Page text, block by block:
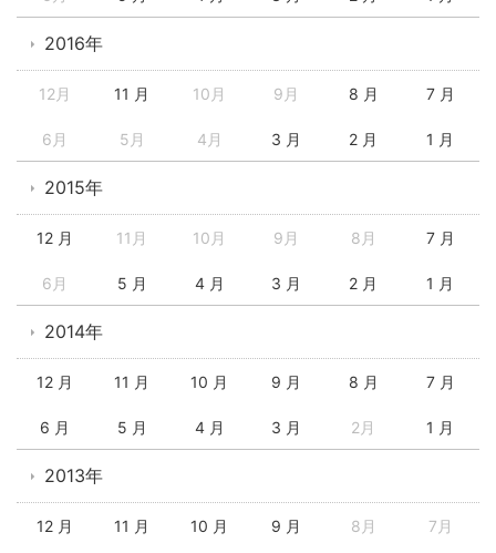
2016年
12月 11 月 10月 9月 8 月 7 月
6月 5月 4月 3 月 2 月 1 月
2015年
12 月 11月 10月 9月 8月 7 月
6月 5 月 4 月 3 月 2 月 1 月
2014年
12 月 11 月 10 月 9 月 8 月 7 月
6 月 5 月 4 月 3 月 2月 1 月
2013年
12 月 11 月 10 月 9 月 8月 7月